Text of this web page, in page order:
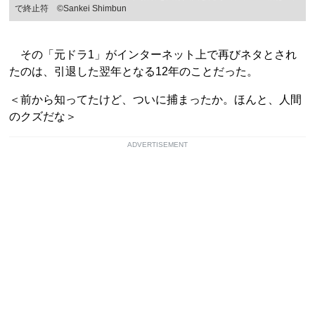
で終止符 ©︎Sankei Shimbun
その「元ドラ1」がインターネット上で再びネタとされ
たのは、引退した翌年となる12年のことだった。
＜前から知ってたけど、ついに捕まったか。ほんと、人間
のクズだな＞
ADVERTISEMENT